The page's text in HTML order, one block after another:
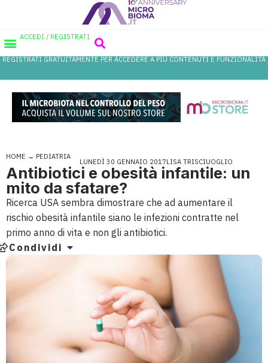
ACCEDI / REGISTRATI
REGISTRATI GRATUITAMENTE PER ACCEDERE A PIÙ CONTENUTI E FUNZIONALITÀ
HOME → PEDIATRIA
LUNEDÌ 30 GENNAIO 2017LISA TRISCIUOGLIO
Antibiotici e obesità infantile: un
mito da sfatare?
Ricerca USA sembra dimostrare che ad aumentare il
rischio obesità infantile siano le infezioni contratte nel
primo anno di vita e non gli antibiotici.
Condividi